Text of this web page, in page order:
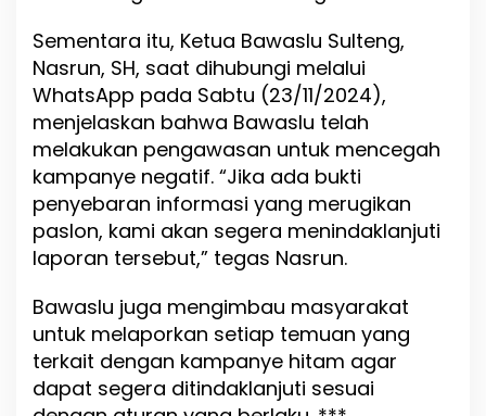
Sementara itu, Ketua Bawaslu Sulteng,
Nasrun, SH, saat dihubungi melalui
WhatsApp pada Sabtu (23/11/2024),
menjelaskan bahwa Bawaslu telah
melakukan pengawasan untuk mencegah
kampanye negatif. “Jika ada bukti
penyebaran informasi yang merugikan
paslon, kami akan segera menindaklanjuti
laporan tersebut,” tegas Nasrun.
Bawaslu juga mengimbau masyarakat
untuk melaporkan setiap temuan yang
terkait dengan kampanye hitam agar
dapat segera ditindaklanjuti sesuai